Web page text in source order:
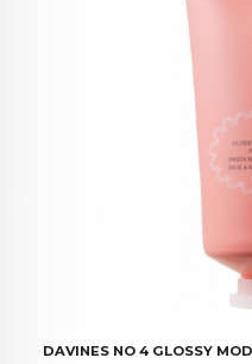
DAVINES NO 4 GLOSSY